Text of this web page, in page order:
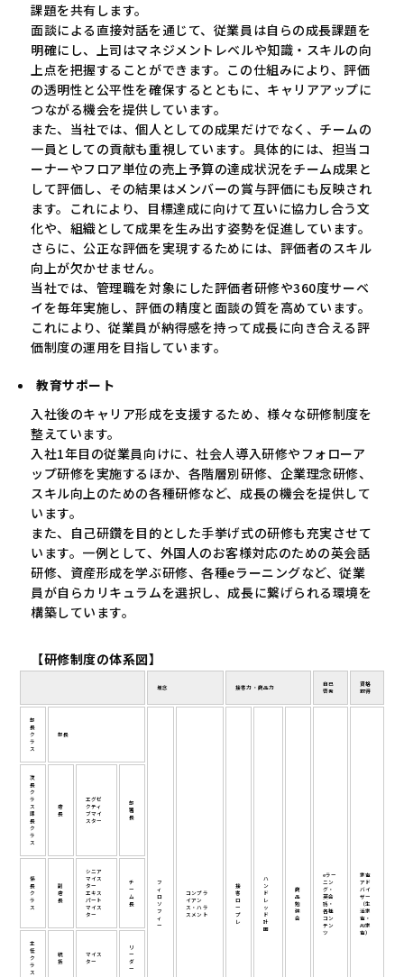
課題を共有します。
面談による直接対話を通じて、従業員は自らの成長課題を
明確にし、上司はマネジメントレベルや知識・スキルの向
上点を把握することができます。この仕組みにより、評価
の透明性と公平性を確保するとともに、キャリアアップに
つながる機会を提供しています。
また、当社では、個人としての成果だけでなく、チームの
一員としての貢献も重視しています。具体的には、担当コ
ーナーやフロア単位の売上予算の達成状況をチーム成果と
して評価し、その結果はメンバーの賞与評価にも反映され
ます。これにより、目標達成に向けて互いに協力し合う文
化や、組織として成果を生み出す姿勢を促進しています。
さらに、公正な評価を実現するためには、評価者のスキル
向上が欠かせません。
当社では、管理職を対象にした評価者研修や360度サーベ
イを毎年実施し、評価の精度と面談の質を高めています。
これにより、従業員が納得感を持って成長に向き合える評
価制度の運用を目指しています。
教育サポート
入社後のキャリア形成を支援するため、様々な研修制度を
整えています。
入社1年目の従業員向けに、社会人導入研修やフォローア
ップ研修を実施するほか、各階層別研修、企業理念研修、
スキル向上のための各種研修など、成長の機会を提供して
います。
また、自己研鑽を目的とした手挙げ式の研修も充実させて
います。一例として、外国人のお客様対応のための英会話
研修、資産形成を学ぶ研修、各種eラーニングなど、従業
員が自らカリキュラムを選択し、成長に繋げられる環境を
構築しています。
【研修制度の体系図】
理念 接客力・商品力
自己
啓発
資格
取得
部
長
ク
ラ
ス
部長
フ
ィ
ロ
ソ
フ
ィ
ー
コンプラ
イアン
ス・ハラ
スメント
接
客
ロ
ー
プ
レ
ハ
ン
ド
レ
ッ
ド
計
画
商
品
勉
強
会
eラー
ニン
グ・
英会
話・
各種
コン
テン
ツ
家電
アド
バイ
ザー
（生
活家
電・
AV家
電）
次
長
ク
ラ
ス
課
長
ク
ラ
ス
店
長
エグゼ
クティ
ブマイ
スター
部
署
長
係
長
ク
ラ
ス
副
店
長
シニア
マイス
ター
エキス
パート
マイス
ター
チ
ー
ム
長
主
任
ク
ラ
ス
統
括
マイス
ター
リ
ー
ダ
ー